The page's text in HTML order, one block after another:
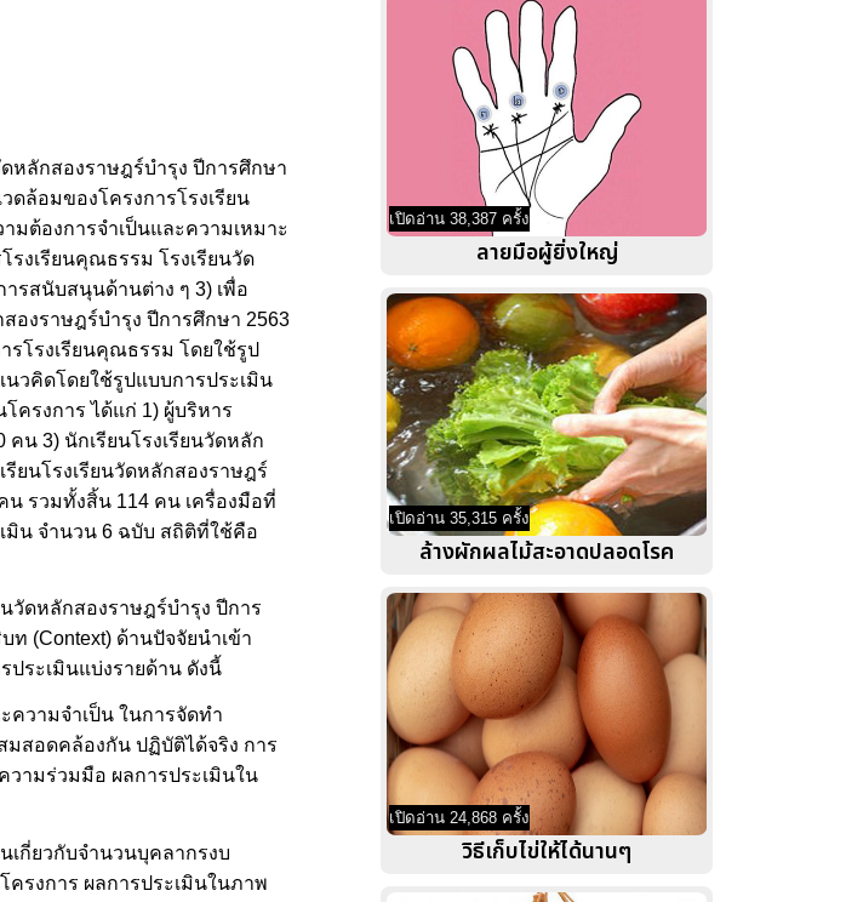
หลักสองราษฎร์บำรุง ปีการศึกษา
ดล้อมของโครงการโรงเรียน
มต้องการจำเป็นและความเหมาะ
รงเรียนคุณธรรม โรงเรียนวัด
รสนับสนุนด้านต่าง ๆ 3) เพื่อ
องราษฎร์บำรุง ปีการศึกษา 2563
รโรงเรียนคุณธรรม โดยใช้รูป
นวคิดโดยใช้รูปแบบการประเมิน
ครงการ ได้แก่ 1) ผู้บริหาร
คน 3) นักเรียนโรงเรียนวัดหลัก
ยนโรงเรียนวัดหลักสองราษฎร์
รวมทั้งสิ้น 114 คน เครื่องมือที่
มิน จำนวน 6 ฉบับ สถิติที่ใช้คือ
วัดหลักสองราษฎร์บำรุง ปีการ
(Context) ด้านปัจจัยนำเข้า
ประเมินแบ่งรายด้าน ดังนี้
ความจำเป็น ในการจัดทำ
มสอดคล้องกัน ปฏิบัติได้จริง การ
วามร่วมมือ ผลการประเมินใน
เกี่ยวกับจำนวนบุคลากรงบ
รงการ ผลการประเมินในภาพ
เปิดอ่าน 38,387 ครั้ง
ลายมือผู้ยิ่งใหญ่
เปิดอ่าน 35,315 ครั้ง
ล้างผักผลไม้สะอาดปลอดโรค
เปิดอ่าน 24,868 ครั้ง
วิธีเก็บไข่ให้ได้นานๆ